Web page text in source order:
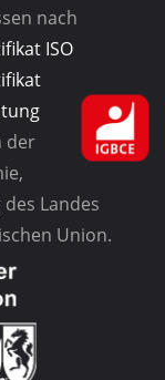
nach
ISO
der
Landes
Union.